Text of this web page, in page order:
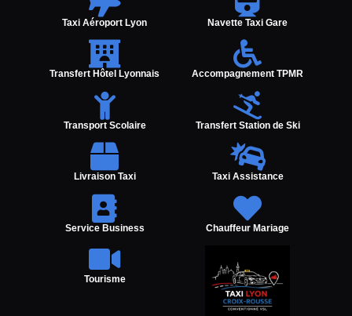
Taxi Aéroport Lyon Navette Taxi Gare
Transfert Hôtel Lyonnais Accompagnement TPMR
Transport Scolaire Transfert Station de Ski
Livraison Taxi Taxi Assistance
Service Business Chauffeur Mariage
Tourisme